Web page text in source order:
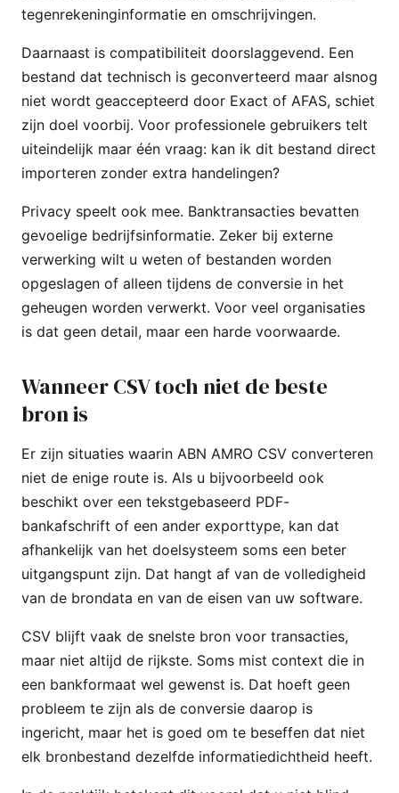
tegenrekeninginformatie en omschrijvingen.
Daarnaast is compatibiliteit doorslaggevend. Een
bestand dat technisch is geconverteerd maar alsnog
niet wordt geaccepteerd door Exact of AFAS, schiet
zijn doel voorbij. Voor professionele gebruikers telt
uiteindelijk maar één vraag: kan ik dit bestand direct
importeren zonder extra handelingen?
Privacy speelt ook mee. Banktransacties bevatten
gevoelige bedrijfsinformatie. Zeker bij externe
verwerking wilt u weten of bestanden worden
opgeslagen of alleen tijdens de conversie in het
geheugen worden verwerkt. Voor veel organisaties
is dat geen detail, maar een harde voorwaarde.
Wanneer CSV toch niet de beste
bron is
Er zijn situaties waarin ABN AMRO CSV converteren
niet de enige route is. Als u bijvoorbeeld ook
beschikt over een tekstgebaseerd PDF-
bankafschrift of een ander exporttype, kan dat
afhankelijk van het doelsysteem soms een beter
uitgangspunt zijn. Dat hangt af van de volledigheid
van de brondata en van de eisen van uw software.
CSV blijft vaak de snelste bron voor transacties,
maar niet altijd de rijkste. Soms mist context die in
een bankformaat wel gewenst is. Dat hoeft geen
probleem te zijn als de conversie daarop is
ingericht, maar het is goed om te beseffen dat niet
elk bronbestand dezelfde informatiedichtheid heeft.